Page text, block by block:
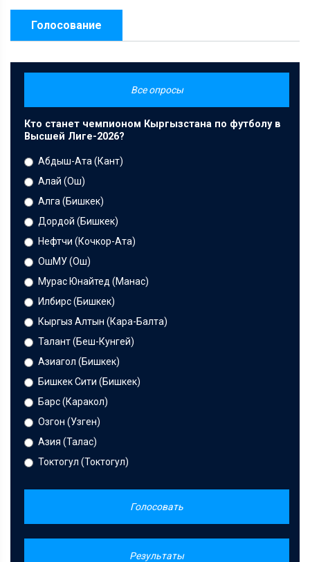
Голосование
Все опросы
Кто станет чемпионом Кыргызстана по футболу в
Высшей Лиге-2026?
Абдыш-Ата (Кант)
Алай (Ош)
Алга (Бишкек)
Дордой (Бишкек)
Нефтчи (Кочкор-Ата)
ОшМУ (Ош)
Мурас Юнайтед (Манас)
Илбирс (Бишкек)
Кыргыз Алтын (Кара-Балта)
Талант (Беш-Кунгей)
Азиагол (Бишкек)
Бишкек Сити (Бишкек)
Барс (Каракол)
Озгон (Узген)
Азия (Талас)
Токтогул (Токтогул)
Голосовать
Результаты